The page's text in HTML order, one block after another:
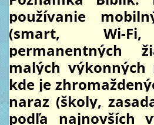
používanie
(smart, Wi-
permanentných
malých
kde je
naraz (školy,
podľa najnovších